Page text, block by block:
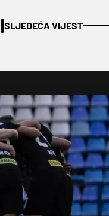
SLJEDEĆA VIJEST